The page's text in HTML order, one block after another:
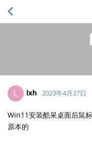
L lxh 2023年4月27日
Win11安装酷呆桌面后鼠
原本的